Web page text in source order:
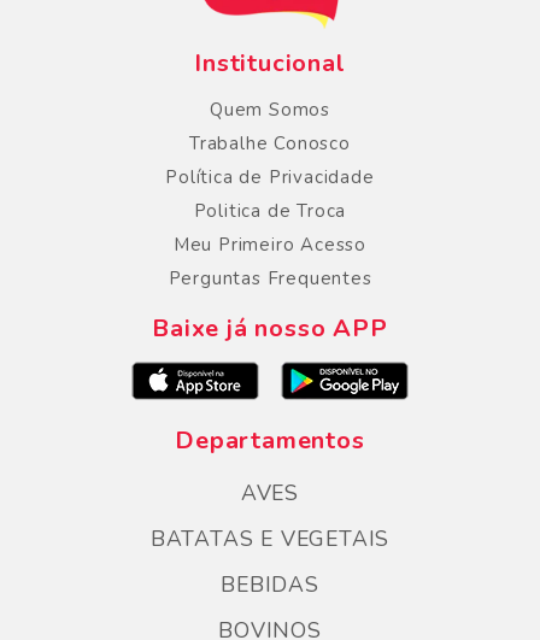
Institucional
Quem Somos
Trabalhe Conosco
Política de Privacidade
Politica de Troca
Meu Primeiro Acesso
Perguntas Frequentes
Baixe já nosso APP
Departamentos
AVES
BATATAS E VEGETAIS
BEBIDAS
BOVINOS